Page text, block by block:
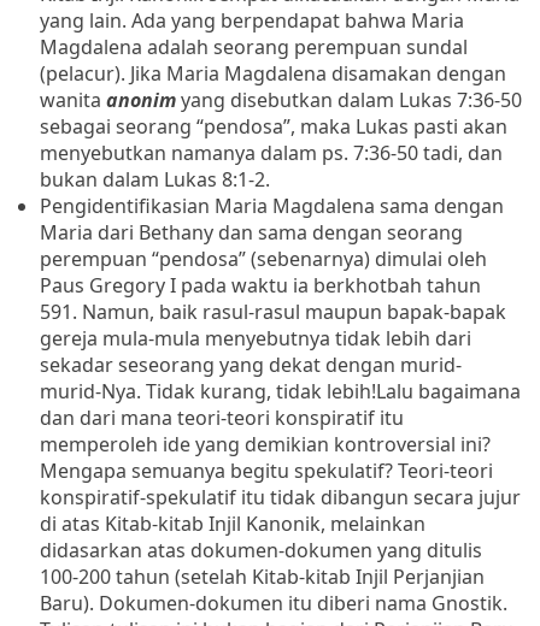
yang lain. Ada yang berpendapat bahwa Maria
Magdalena adalah seorang perempuan sundal
(pelacur). Jika Maria Magdalena disamakan dengan
wanita anonimyang disebutkan dalam Lukas 7:36-50
sebagai seorang “pendosa”, maka Lukas pasti akan
menyebutkan namanya dalam ps. 7:36-50 tadi, dan
bukan dalam Lukas 8:1-2.
Pengidentifikasian Maria Magdalena sama dengan
Maria dari Bethany dan sama dengan seorang
perempuan “pendosa” (sebenarnya) dimulai oleh
Paus Gregory I pada waktu ia berkhotbah tahun
591. Namun, baik rasul-rasul maupun bapak-bapak
gereja mula-mula menyebutnya tidak lebih dari
sekadar seseorang yang dekat dengan murid-
murid-Nya. Tidak kurang, tidak lebih!Lalu bagaimana
dan dari mana teori-teori konspiratif itu
memperoleh ide yang demikian kontroversial ini?
Mengapa semuanya begitu spekulatif? Teori-teori
konspiratif-spekulatif itu tidak dibangun secara jujur
di atas Kitab-kitab Injil Kanonik, melainkan
didasarkan atas dokumen-dokumen yang ditulis
100-200 tahun (setelah Kitab-kitab Injil Perjanjian
Baru). Dokumen-dokumen itu diberi nama Gnostik.